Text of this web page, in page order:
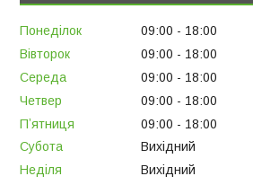
Понеділок 09:00
18:00
Вівторок
09:00
18:00
Середа
09:00
18:00
Четвер
09:00
18:00
Пʼятниця
09:00
18:00
Субота
Вихідний
Неділя
Вихідний